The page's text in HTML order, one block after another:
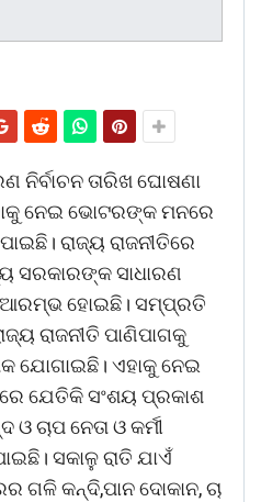
ନିର୍ବାଚନ ତାରିଖ ଘୋଷଣା
ନେଇ ଭୋଟରଙ୍କ ମନରେ
ରାଜ୍ୟ ରାଜନୀତିରେ
ସରକାରଙ୍କ ସାଧାରଣ
ଆରମ୍ଭ ହୋଇଛି। ସମ୍ପ୍ରତି
ରାଜନୀତି ପାଣିପାଗକୁ
ଯୋଗାଇଛି। ଏହାକୁ ନେଇ
ଯେତିକି ସଂଶୟ ପ୍ରକାଶ
ଚାପ ନେତା ଓ କର୍ମୀ
ସକାଳୁ ରାତି ଯାଏଁ
ଗଳି କନ୍ଦି,ପାନ ଦୋକାନ, ଚା